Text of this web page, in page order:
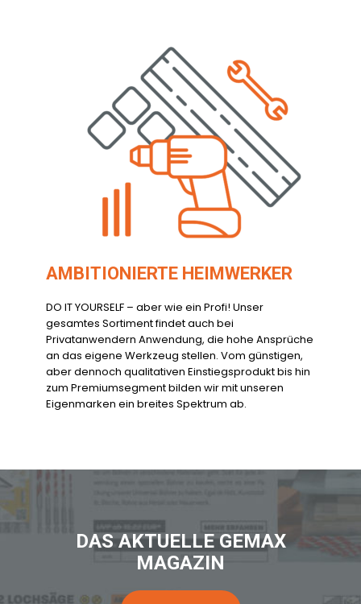
AMBITIONIERTE HEIMWERKER
DO IT YOURSELF – aber wie ein Profi! Unser
gesamtes Sortiment findet auch bei
Privatanwendern Anwendung, die hohe Ansprüche
an das eigene Werkzeug stellen. Vom günstigen,
aber dennoch qualitativen Einstiegsprodukt bis hin
zum Premiumsegment bilden wir mit unseren
Eigenmarken ein breites Spektrum ab.
DAS AKTUELLE GEMAX
MAGAZIN